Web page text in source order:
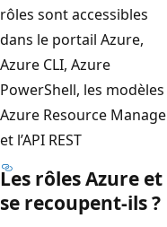
rôles sont accessibles
dans le portail Azure,
Azure CLI, Azure
PowerShell, les modèles
Azure Resource
et l’API REST
Les rôles Azure
se recoupent-ils ?